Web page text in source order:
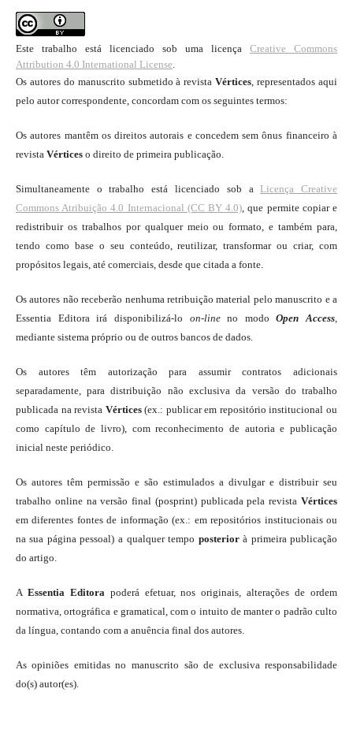
Este trabalho está licenciado sob uma licençaCreative Commons
Attribution 4.0 International License.
Os autores do manuscrito submetido à revistaVértices, representados aqui
pelo autor correspondente, concordam com os seguintes termos:
Os autores mantêm os direitos autorais e concedem sem ônus financeiro à
revista Vértices o direito de primeira publicação.
Simultaneamente o trabalho está licenciado sob a Licença Creative
Commons Atribuição 4.0 Internacional (CC BY 4.0), que permite copiar e
redistribuir os trabalhos por qualquer meio ou formato, e também para,
tendo como base o seu conteúdo, reutilizar, transformar ou criar, com
propósitos legais, até comerciais, desde que citada a fonte.
Os autores não receberão nenhuma retribuição material pelo manuscrito e a
Essentia Editora irá disponibilizá-lo on-lineno modoOpen Access,
mediante sistema próprio ou de outros bancos de dados.
Os autores têm autorização para assumir contratos adicionais
separadamente, para distribuição não exclusiva da versão do trabalho
publicada na revista Vértices(ex.: publicar em repositório institucional ou
como capítulo de livro), com reconhecimento de autoria e publicação
inicial neste periódico.
Os autores têm permissão e são estimulados a divulgar e distribuir seu
trabalho online na versão final (posprint) publicada pela revistaVértices
em diferentes fontes de informação (ex.: em repositórios institucionais ou
na sua página pessoal) a qualquer tempo posteriorà primeira publicação
do artigo.
A Essentia Editorapoderá efetuar, nos originais, alterações de ordem
normativa, ortográfica e gramatical, com o intuito de manter o padrão culto
da língua, contando com a anuência final dos autores.
As opiniões emitidas no manuscrito são de exclusiva responsabilidade
do(s) autor(es).